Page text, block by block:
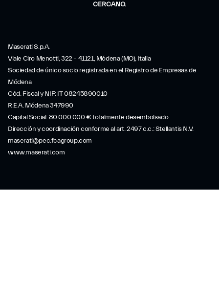
CERCANO.
Maserati S.p.A.
Viale Ciro Menotti, 322 – 41121, Módena (MO), Italia
Sociedad de único socio registrada en el Registro de Empresas de
Módena
Cód. Fiscal y NIF: IT 08245890010
R.E.A. Módena 347990
Capital Social: 80.000.000 € totalmente desembolsado
Dirección y coordinación conforme al art. 2497 c.c.: Stellantis N.V.
maserati@pec.fcagroup.com
www.maserati.com